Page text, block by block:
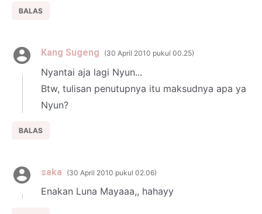
BALAS
Kang Sugeng 30 April 2010 pukul 00.25
Nyantai aja lagi Nyun...
Btw, tulisan penutupnya itu maksudnya apa ya
Nyun?
BALAS
saka 30 April 2010 pukul 02.06
Enakan Luna Mayaaa,, hahayy